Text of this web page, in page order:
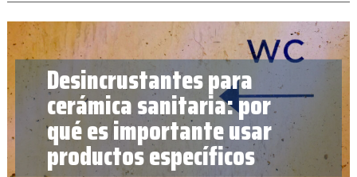
Desincrustantes para
cerámica sanitaria: por
qué es importante usar
productos específicos